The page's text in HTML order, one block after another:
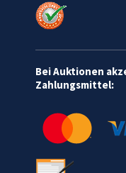
Bei Auktionen
Zahlungsmittel: